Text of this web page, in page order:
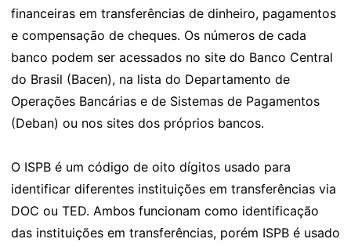
financeiras em transferências de dinheiro, pagamentos
e compensação de cheques. Os números de cada
banco podem ser acessados no site do Banco Central
do Brasil (Bacen), na lista do Departamento de
Operações Bancárias e de Sistemas de Pagamentos
(Deban) ou nos sites dos próprios bancos.
O ISPB é um código de oito dígitos usado para
identificar diferentes instituições em transferências via
DOC ou TED. Ambos funcionam como identificação
das instituições em transferências, porém ISPB é usado